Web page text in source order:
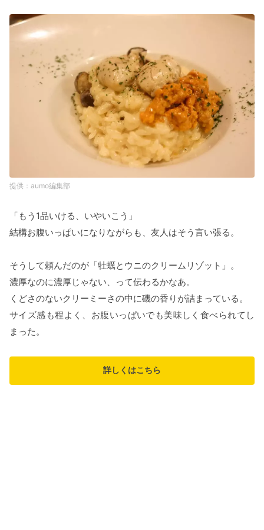
aumo編集部
「もう1品いける、いやいこう」
結構お腹いっぱいになりながらも、友人はそう言い張る。
そうして頼んだのが「牡蠣とウニのクリームリゾット」。
濃厚なのに濃厚じゃない、って伝わるかなあ。
くどさのないクリーミーさの中に磯の香りが詰まっている。
サイズ感も程よく、お腹いっぱいでも美味しく食べられてし
まった。
詳しくはこちら